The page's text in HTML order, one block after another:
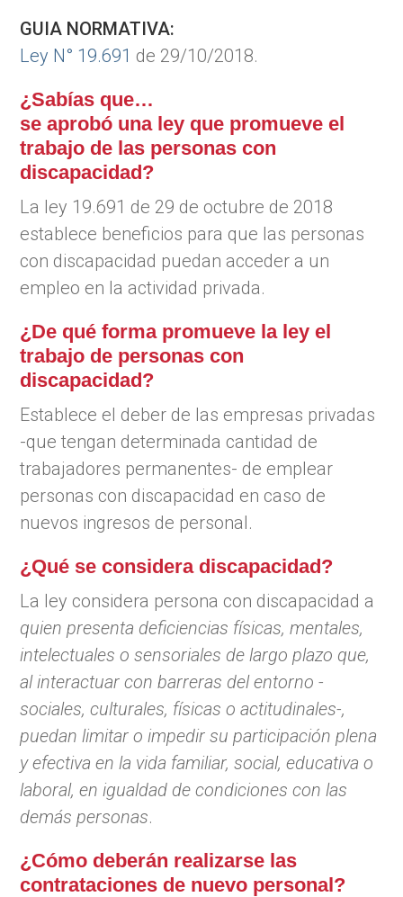
GUIA NORMATIVA:
Ley N° 19.691 de 29/10/2018.
¿Sabías que…
se aprobó una ley que promueve el
trabajo de las personas con
discapacidad?
La ley 19.691 de 29 de octubre de 2018
establece beneficios para que las personas
con discapacidad puedan acceder a un
empleo en la actividad privada.
¿De qué forma promueve la ley el
trabajo de personas con
discapacidad?
Establece el deber de las empresas privadas
-que tengan determinada cantidad de
trabajadores permanentes- de emplear
personas con discapacidad en caso de
nuevos ingresos de personal.
¿Qué se considera discapacidad?
La ley considera persona con discapacidad a
quien presenta deficiencias físicas, mentales,
intelectuales o sensoriales de largo plazo que,
al interactuar con barreras del entorno -
sociales, culturales, físicas o actitudinales-,
puedan limitar o impedir su participación plena
y efectiva en la vida familiar, social, educativa o
laboral, en igualdad de condiciones con las
demás personas.
¿Cómo deberán realizarse las
contrataciones de nuevo personal?